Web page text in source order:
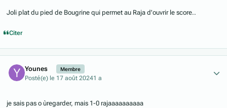
Joli plat du pied de Bougrine qui permet au Raja d'ouvrir le score..
Citer
Younes Membre
Posté(e) le 17 août 20241 a
je sais pas o ùregarder, mais 1-0 rajaaaaaaaaaa